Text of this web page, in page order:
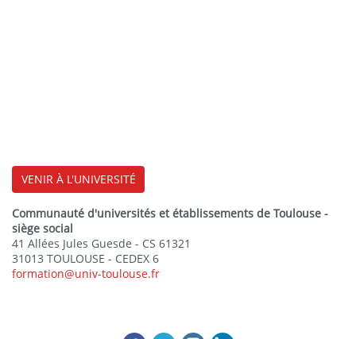
VENIR À L'UNIVERSITÉ
Communauté d'universités et établissements de Toulouse -
siège social
41 Allées Jules Guesde - CS 61321
31013 TOULOUSE - CEDEX 6
formation@univ-toulouse.fr